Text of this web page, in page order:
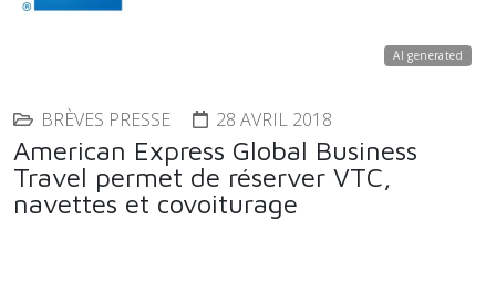
AI generated
BRÈVES PRESSE 28 AVRIL 2018
American Express Global Business
Travel permet de réserver VTC,
navettes et covoiturage